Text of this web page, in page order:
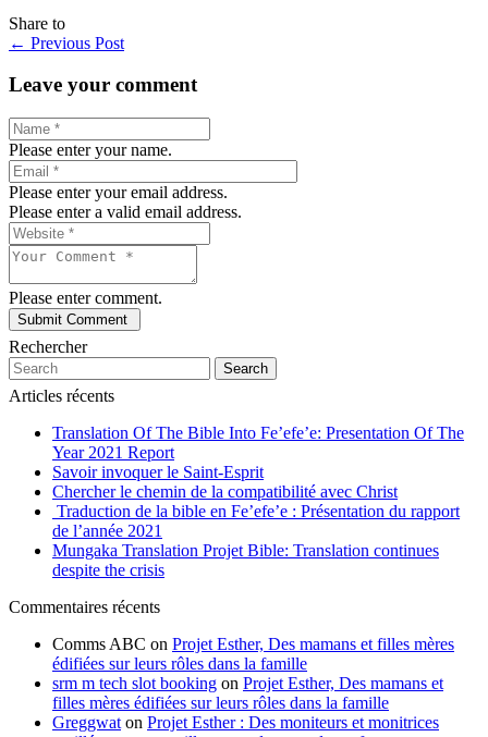
Share to
← Previous Post
Leave your comment
Please enter your name.
Please enter your email address.
Please enter a valid email address.
Please enter comment.
Rechercher
Search
Articles récents
Translation Of The Bible Into Fe’efe’e: Presentation Of The
Year 2021 Report
Savoir invoquer le Saint-Esprit
Chercher le chemin de la compatibilité avec Christ
Traduction de la bible en Fe’efe’e : Présentation du rapport
de l’année 2021
Mungaka Translation Projet Bible: Translation continues
despite the crisis
Commentaires récents
Comms ABC on Projet Esther, Des mamans et filles mères
édifiées sur leurs rôles dans la famille
srm m tech slot booking on Projet Esther, Des mamans et
filles mères édifiées sur leurs rôles dans la famille
Greggwat on Projet Esther : Des moniteurs et monitrices